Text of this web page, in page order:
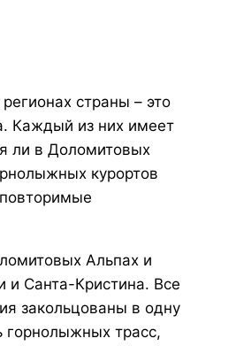
страны – это
Каждый из них имеет
ли в Доломитовых
курортов
Альпах и
и Санта-Кристина. Все
закольцованы в одну
трасс,